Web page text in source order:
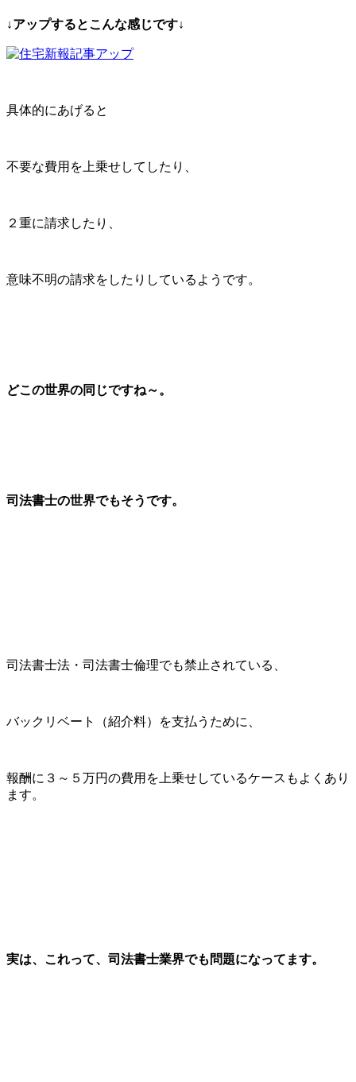
↓アップするとこんな感じです↓
具体的にあげると
不要な費用を上乗せしてしたり、
２重に請求したり、
意味不明の請求をしたりしているようです。
どこの世界の同じですね～。
司法書士の世界でもそうです。
司法書士法・司法書士倫理でも禁止されている、
バックリベート（紹介料）を支払うために、
報酬に３～５万円の費用を上乗せしているケースもよくあり
ます。
実は、これって、司法書士業界でも問題になってます。